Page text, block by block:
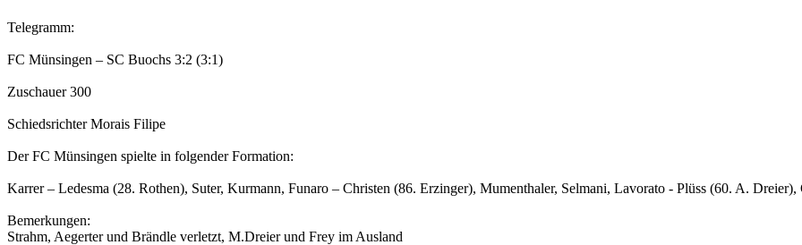
Telegramm:
FC Münsingen – SC Buochs 3:2 (3:1)
Zuschauer 300
Schiedsrichter Morais Filipe
Der FC Münsingen spielte in folgender Formation:
Karrer – Ledesma (28. Rothen), Suter, Kurmann, Funaro – Christen (86. Erzinger), Mumenthaler, Selmani, Lavorato - Plüss (60. A. Dreier),
Bemerkungen:
Strahm, Aegerter und Brändle verletzt, M.Dreier und Frey im Ausland